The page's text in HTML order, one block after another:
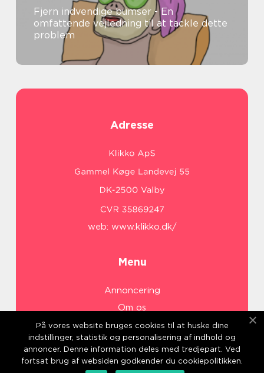
Fjern indvendige bumser - En
omfattende vejledning til at tackle dette
problem
Adresse
web: www.klikko.dk/
Menu
Annoncering
Om os
Cookies
Kontakt os
Sitemap
På vores website bruges cookies til at huske dine
indstillinger, statistik og personalisering af indhold og
annoncer. Denne information deles med tredjepart. Ved
fortsat brug af websiden godkender du cookiepolitikken.